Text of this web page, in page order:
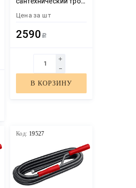
Цена за шт
2590 Р
В КОРЗИНУ
Код: 19527